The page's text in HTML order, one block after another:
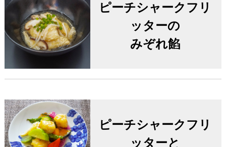
ピーチシャークフリ
ッターの
みぞれ餡
ピーチシャークフリ
ッターと